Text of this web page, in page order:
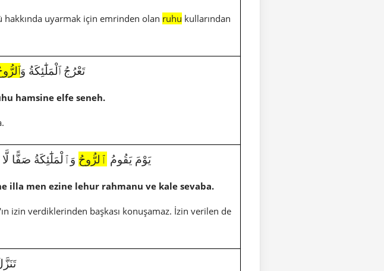
hakkında uyarmak için emrinden olan ruhu kullarından
5377|70|4|تَعْرُجُ ٱلْمَلَٰٓئِكَةُ وَ
hamsine elfe seneh.
5708|78|38|يَوْمَ يَقُومُ ٱلرُّوحُ وَٱلْمَلَٰٓئِكَةُ صَفًّا
illa men ezine lehur rahmanu ve kale sevaba.
izin verdiklerinden başkası konuşamaz. İzin verilen de